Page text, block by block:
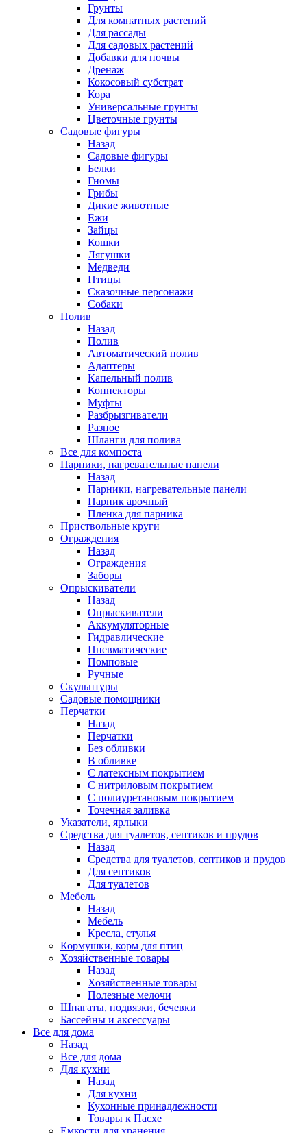
Грунты
Для комнатных растений
Для рассады
Для садовых растений
Добавки для почвы
Дренаж
Кокосовый субстрат
Кора
Универсальные грунты
Цветочные грунты
Садовые фигуры
Назад
Садовые фигуры
Белки
Гномы
Грибы
Дикие животные
Ежи
Зайцы
Кошки
Лягушки
Медведи
Птицы
Сказочные персонажи
Собаки
Полив
Назад
Полив
Автоматический полив
Адаптеры
Капельный полив
Коннекторы
Муфты
Разбрызгиватели
Разное
Шланги для полива
Все для компоста
Парники, нагревательные панели
Назад
Парники, нагревательные панели
Парник арочный
Пленка для парника
Приствольные круги
Ограждения
Назад
Ограждения
Заборы
Опрыскиватели
Назад
Опрыскиватели
Аккумуляторные
Гидравлические
Пневматические
Помповые
Ручные
Скульптуры
Садовые помощники
Перчатки
Назад
Перчатки
Без обливки
В обливке
С латексным покрытием
С нитриловым покрытием
С полиуретановым покрытием
Точечная заливка
Указатели, ярлыки
Средства для туалетов, септиков и прудов
Назад
Средства для туалетов, септиков и прудов
Для септиков
Для туалетов
Мебель
Назад
Мебель
Кресла, стулья
Кормушки, корм для птиц
Хозяйственные товары
Назад
Хозяйственные товары
Полезные мелочи
Шпагаты, подвязки, бечевки
Бассейны и аксессуары
Все для дома
Назад
Все для дома
Для кухни
Назад
Для кухни
Кухонные принадлежности
Товары к Пасхе
Емкости для хранения